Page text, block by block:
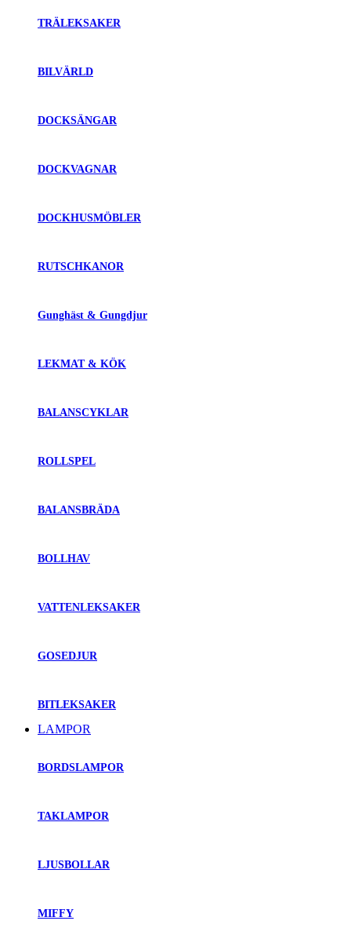
TRÄLEKSAKER
BILVÄRLD
DOCKSÄNGAR
DOCKVAGNAR
DOCKHUSMÖBLER
RUTSCHKANOR
Gunghäst & Gungdjur
LEKMAT & KÖK
BALANSCYKLAR
ROLLSPEL
BALANSBRÄDA
BOLLHAV
VATTENLEKSAKER
GOSEDJUR
BITLEKSAKER
LAMPOR
BORDSLAMPOR
TAKLAMPOR
LJUSBOLLAR
MIFFY